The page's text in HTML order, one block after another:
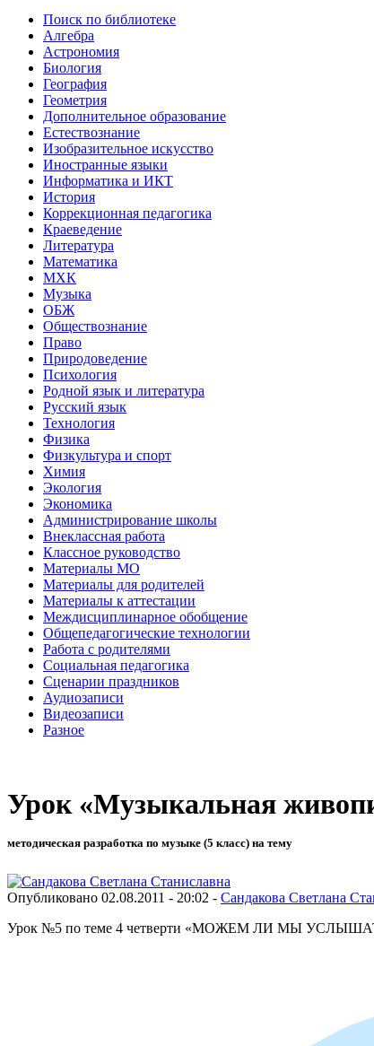
Поиск по библиотеке
Алгебра
Астрономия
Биология
География
Геометрия
Дополнительное образование
Естествознание
Изобразительное искусство
Иностранные языки
Информатика и ИКТ
История
Коррекционная педагогика
Краеведение
Литература
Математика
МХК
Музыка
ОБЖ
Обществознание
Право
Природоведение
Психология
Родной язык и литература
Русский язык
Технология
Физика
Физкультура и спорт
Химия
Экология
Экономика
Администрирование школы
Внеклассная работа
Классное руководство
Материалы МО
Материалы для родителей
Материалы к аттестации
Междисциплинарное обобщение
Общепедагогические технологии
Работа с родителями
Социальная педагогика
Сценарии праздников
Аудиозаписи
Видеозаписи
Разное
Урок «Музыкальная
методическая разработка по музыке (5 класс) на тему
Опубликовано 02.08.2011 - 20:02 - Сандакова Светлана
Урок №5 по теме 4 четверти «МОЖЕМ ЛИ МЫ